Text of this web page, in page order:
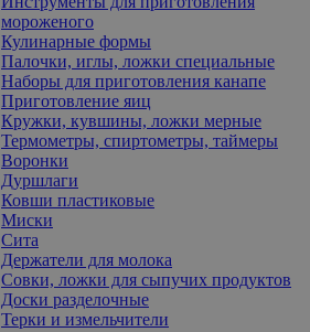
мороженого
Кулинарные формы
Палочки, иглы, ложки специальные
Наборы для приготовления канапе
Приготовление яиц
Кружки, кувшины, ложки мерные
Термометры, спиртометры, таймеры
Воронки
Дуршлаги
Ковши пластиковые
Миски
Сита
Держатели для молока
Совки, ложки для сыпучих продуктов
Доски разделочные
Терки и измельчители